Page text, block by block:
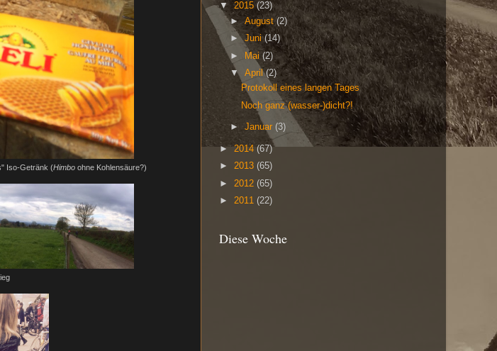
Iso-Getränk (Himboohne Kohlensäure?)
▼ 2015(23)
►August(2)
►Juni(14)
►
Mai(2)
▼April(2)
Protokoll eines langen Tages
Noch ganz (wasser-)dicht?!
►Januar (3)
► 2014 (67)
► 2013 (65)
► 2012 (65)
► 2011 (22)
Diese Woche